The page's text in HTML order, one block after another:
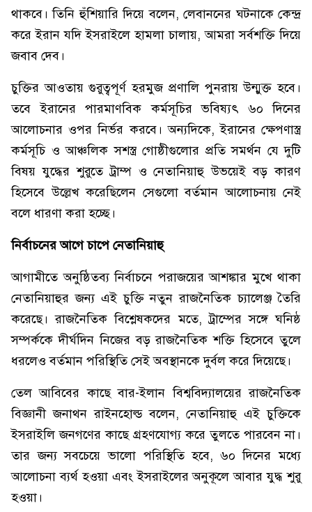
থাকবে। তিনি হুঁশিয়ারি দিয়ে বলেন, লেবাননের ঘটনাকে কেন্দ্র
করে ইরান যদি ইসরাইলে হামলা চালায়, আমরা সর্বশক্তি দিয়ে
জবাব দেব।
চুক্তির আওতায় গুরুত্বপূর্ণ হরমুজ প্রণালি পুনরায় উন্মুক্ত হবে।
তবে ইরানের পারমাণবিক কর্মসূচির ভবিষ্যৎ ৬০ দিনের
আলোচনার ওপর নির্ভর করবে। অন্যদিকে, ইরানের ক্ষেপণাস্ত্র
কর্মসূচি ও আঞ্চলিক সশস্ত্র গোষ্ঠীগুলোর প্রতি সমর্থন যে দুটি
বিষয় যুদ্ধের শুরুতে ট্রাম্প ও নেতানিয়াহু উভয়েই বড় কারণ
হিসেবে উল্লেখ করেছিলেন সেগুলো বর্তমান আলোচনায় নেই
বলে ধারণা করা হচ্ছে।
নির্বাচনের আগে চাপে নেতানিয়াহু
আগামীতে অনুষ্ঠিতব্য নির্বাচনে পরাজয়ের আশঙ্কার মুখে থাকা
নেতানিয়াহুর জন্য এই চুক্তি নতুন রাজনৈতিক চ্যালেঞ্জ তৈরি
করেছে। রাজনৈতিক বিশ্লেষকদের মতে, ট্রাম্পের সঙ্গে ঘনিষ্ঠ
সম্পর্ককে দীর্ঘদিন নিজের বড় রাজনৈতিক শক্তি হিসেবে তুলে
ধরলেও বর্তমান পরিস্থিতি সেই অবস্থানকে দুর্বল করে দিয়েছে।
তেল আবিবের কাছে বার-ইলান বিশ্ববিদ্যালয়ের রাজনৈতিক
বিজ্ঞানী জনাথন রাইনহোল্ড বলেন, নেতানিয়াহু এই চুক্তিকে
ইসরাইলি জনগণের কাছে গ্রহণযোগ্য করে তুলতে পারবেন না।
তার জন্য সবচেয়ে ভালো পরিস্থিতি হবে, ৬০ দিনের মধ্যে
আলোচনা ব্যর্থ হওয়া এবং ইসরাইলের অনুকূলে আবার যুদ্ধ শুরু
হওয়া।